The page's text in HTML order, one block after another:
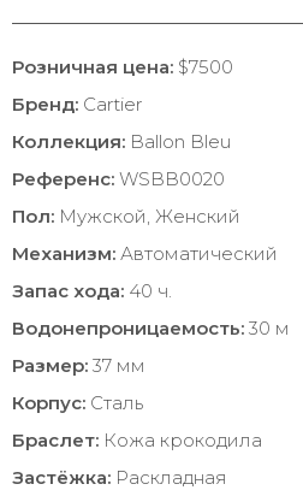
Розничная цена: $7500
Бренд: Cartier
Коллекция: Ballon Bleu
Референс: WSBB0020
Пол: Мужской, Женский
Механизм: Автоматический
Запас хода: 40 ч.
Водонепроницаемость: 30 м
Размер: 37 мм
Корпус: Сталь
Браслет: Кожа крокодила
Застёжка: Раскладная